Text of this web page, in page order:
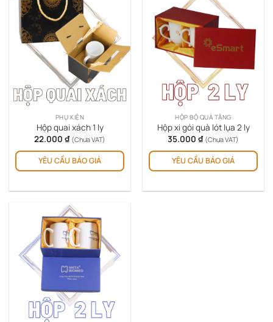
PHỤ KIỆN
Hộp quai xách 1 ly
22.000 ₫ (Chưa VAT)
YÊU CẦU BÁO GIÁ
HỘP BỘ QUÀ TẶNG
Hộp xi gói quà lót lụa 2 ly
35.000 ₫ (Chưa VAT)
YÊU CẦU BÁO GIÁ